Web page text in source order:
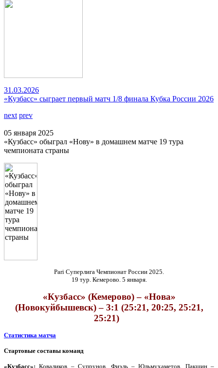
31.03.2026
«Кузбасс» сыграет первый матч 1/8 финала Кубка России 2026
next prev
05 января 2025
«Кузбасс» обыграл «Нову» в домашнем матче 19 тура
чемпионата страны
Pari Суперлига Чемпионат России 2025.
19 тур. Кемерово. 5 января.
«Кузбасс» (Кемерово) – «Нова»
(Новокуйбышевск) – 3:1 (25:21, 20:25, 25:21,
25:21)
Статистика матча
Стартовые составы команд
«Кузбасс»: Коваликов – Супрунов, Фиэль – Юльмухаметов, Пакшин –